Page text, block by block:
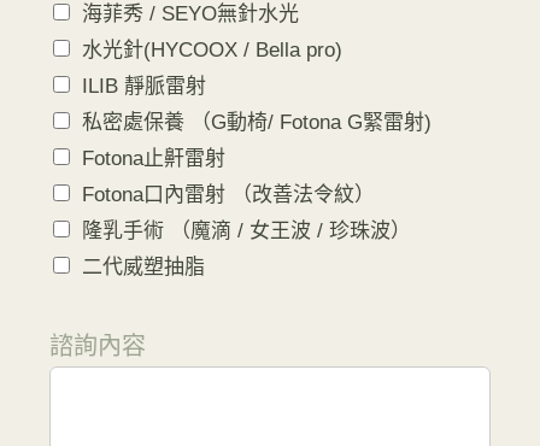
海菲秀 / SEYO無針水光
水光針(HYCOOX / Bella pro)
ILIB 靜脈雷射
私密處保養 （G動椅/ Fotona G緊雷射)
Fotona止鼾雷射
Fotona口內雷射 （改善法令紋）
隆乳手術 （魔滴 / 女王波 / 珍珠波）
二代威塑抽脂
諮詢內容